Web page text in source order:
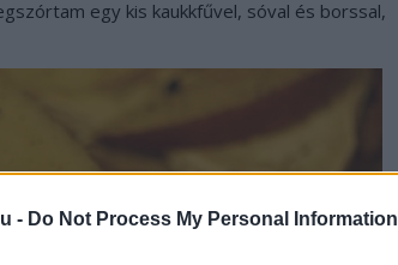
- Do Not Process My Personal Information
egy kis kaukkfűvel, sóval és borssal,